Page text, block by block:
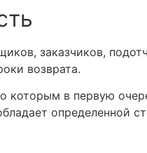
заказчиков,
возврата.
которым в первую
определенной